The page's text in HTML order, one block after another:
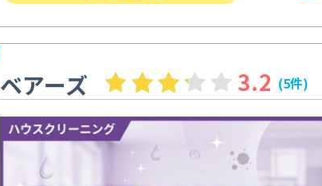
ベアーズ 3.2 (5件)